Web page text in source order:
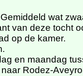
wat
van deze tocht
op de kamer.
en maandag
Rodez-